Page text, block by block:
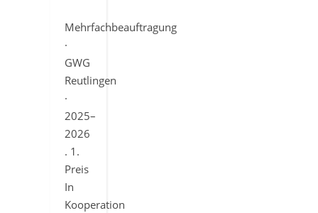
Mehrfachbeauftragung
·
GWG
Reutlingen
·
2025–
2026
. 1.
Preis
In
Kooperation